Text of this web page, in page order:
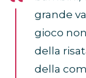
grande
gioco
della
della